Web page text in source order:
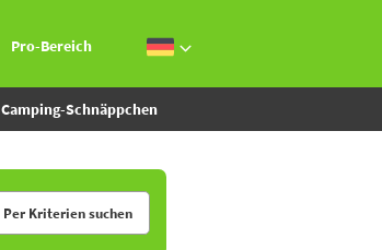
Pro-Bereich
Camping-Schnäppchen
Per Kriterien suchen